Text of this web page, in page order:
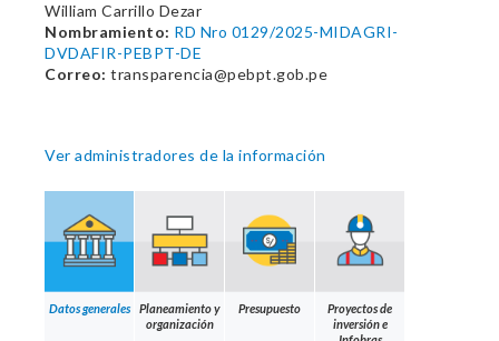
William Carrillo Dezar
Nombramiento: RD Nro 0129/2025-MIDAGRI-
DVDAFIR-PEBPT-DE
Correo: transparencia@pebpt.gob.pe
Ver administradores de la información
Datos generales
Planeamiento y
organización
Presupuesto
Proyectos de
inversión e